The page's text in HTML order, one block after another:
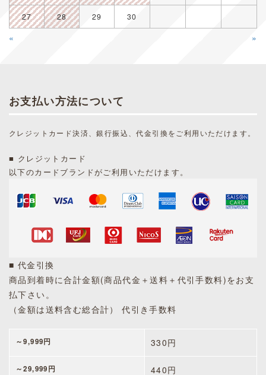
27 28 29 30
« »
お支払い方法について
クレジットカード決済、銀行振込、代金引換をご利用いただけます。
■ クレジットカード
以下のカードブランドがご利用いただけます。
■ 代金引換
商品到着時に合計金額(商品代金＋送料＋代引手数料)をお支
払下さい。
（金額は送料含む総合計） 代引き手数料
～9,999円 330円
～29,999円 440円